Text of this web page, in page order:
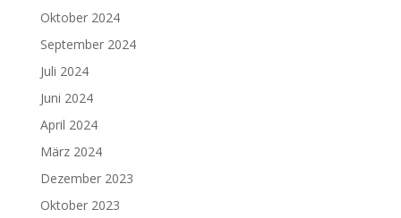
Oktober 2024
September 2024
Juli 2024
Juni 2024
April 2024
März 2024
Dezember 2023
Oktober 2023